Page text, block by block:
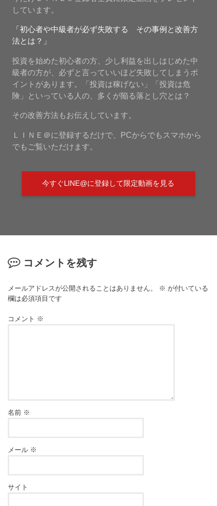
しています。
「初心者や中級者が必ず失敗する その事例と改善方
法とは？」
投資を始めた初心者の方、少し利益を出しはじめた中
級者の方が、必ずと言っていいほど失敗してしまうポ
イントがあります。「投資は稼げない」「投資は危
険」といっている人の、多くが陥る落とし穴とは？
その改善方法もお伝えしています。
ＬＩＮＥ＠に登録するだけで、PCからでもスマホから
でもご覧いただけます。
今すぐLINE@に登録して限定動画を見る
コメントを残す
メールアドレスが公開されることはありません。 ※ が付いている
欄は必須項目です
コメント ※
名前 ※
メール ※
サイト